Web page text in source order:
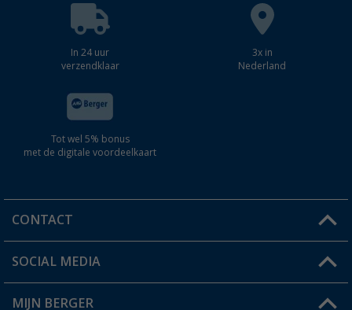
In 24 uur
verzendklaar
3x in
Nederland
Tot wel 5% bonus
met de digitale voordeelkaart
CONTACT
Een vraag?
SOCIAL MEDIA
MIJN BERGER